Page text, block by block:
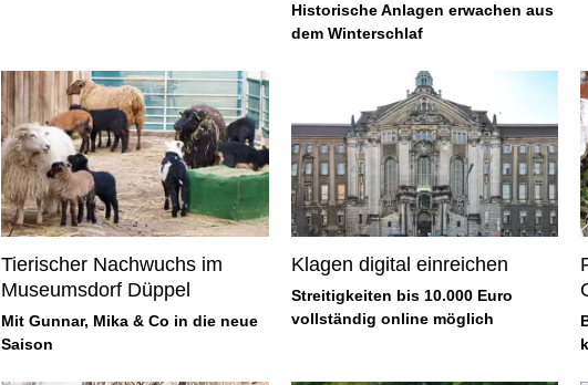
Historische Anlagen erwachen aus
dem Winterschlaf
Tierischer Nachwuchs im
Museumsdorf Düppel
Mit Gunnar, Mika & Co in die neue
Saison
Klagen digital einreichen
Streitigkeiten bis 10.000 Euro
vollständig online möglich